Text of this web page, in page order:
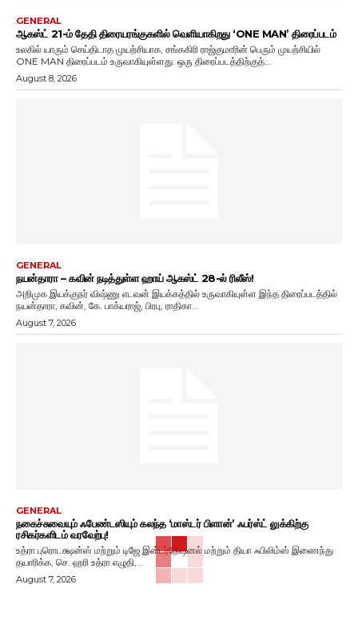
GENERAL
ஆகஸ்ட் 21-ம் தேதி திரையரங்குகளில் வெளியாகிறது ‘ONE MAN’ திரைப்படம்
உலகில் யாரும் செய்திடாத முயற்சியாக, சங்ககிரி ராஜ்குமாரின் பெரும் முயற்சியில்
ONE MAN திரைப்படம் உருவாகியுள்ளது. ஒரு திரைப்படத்திற்குத்...
August 8, 2026
GENERAL
நயன்தாரா – கவின் நடித்துள்ள ஹாய் ஆகஸ்ட் 28-ல் ரிலீஸ்!
அறிமுக இயக்குநர் விஷ்ணு எடவன் இயக்கத்தில் உருவாகியுள்ள இந்த திரைப்படத்தில்
நயன்தாரா, கவின், கே. பாக்யராஜ், பிரபு, ராதிகா...
August 7, 2026
GENERAL
நகைச்சுவையும் ஃபேண்டஸியும் கலந்த ‘மாஸ்டர் பிளான்’ ஃபர்ஸ்ட் லுக்கிற்கு
ரசிகர்களிடம் வரவேற்பு!
உத்ரா புரொடக்ஷன்ஸ் மற்றும் டிஜே இன்டர்நேஷனல் மற்றும் தியா ஃபிலிம்ஸ் இணைந்து
தயாரிக்க, செ. ஹரி உத்ரா எழுதி,...
August 7, 2026